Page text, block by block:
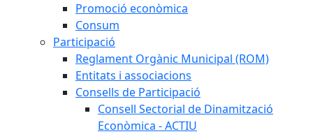
Promoció econòmica
Consum
Participació
Reglament Orgànic Municipal (ROM)
Entitats i associacions
Consells de Participació
Consell Sectorial de Dinamització
Econòmica - ACTIU